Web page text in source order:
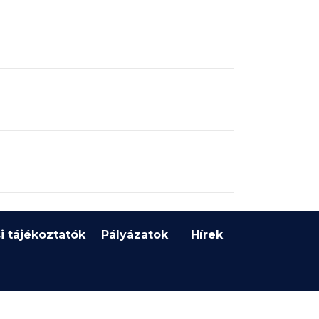
tájékoztatók Pályázatok Hírek